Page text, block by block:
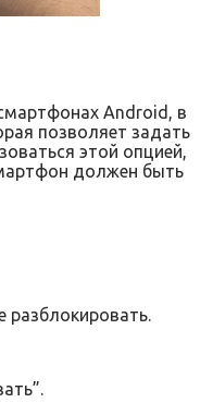
Android, в
позволяет задать
этой опцией,
должен быть
разблокировать.